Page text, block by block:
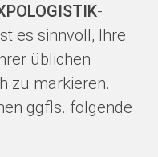
-
es sinnvoll, Ihre
üblichen
zu markieren.
ggfls. folgende